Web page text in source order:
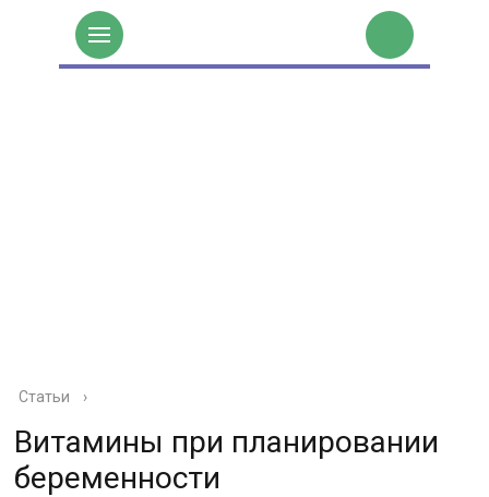
Статьи ›
Витамины при планировании
беременности